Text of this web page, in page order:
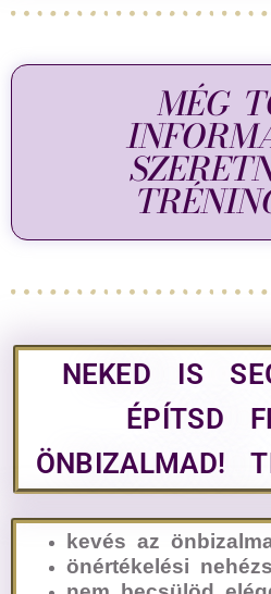
MÉG
NEKED IS
ÉPÍTSD
ÖNBIZALMAD!
kevés az
önértékelési